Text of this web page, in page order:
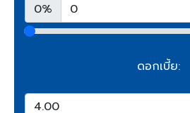
0%
ดอกเบี้ย: